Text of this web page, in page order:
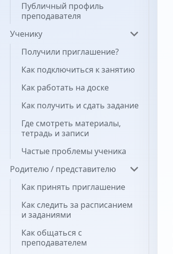
Публичный профиль
преподавателя
Ученику
Получили приглашение?
Как подключиться к занятию
Как работать на доске
Как получить и сдать задание
Где смотреть материалы,
тетрадь и записи
Частые проблемы ученика
Родителю / представителю
Как принять приглашение
Как следить за расписанием
и заданиями
Как общаться с
преподавателем